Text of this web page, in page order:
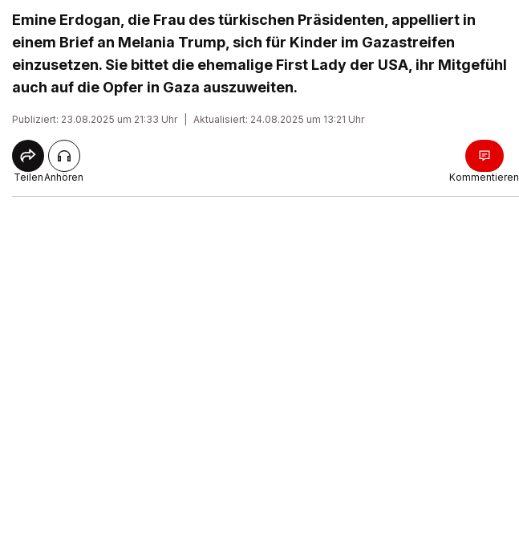
Emine Erdogan, die Frau des türkischen Präsidenten, appelliert in
einem Brief an Melania Trump, sich für Kinder im Gazastreifen
einzusetzen. Sie bittet die ehemalige First Lady der USA, ihr Mitgefühl
auch auf die Opfer in Gaza auszuweiten.
Publiziert: 23.08.2025 um 21:33 Uhr Aktualisiert: 24.08.2025 um 13:21 Uhr
TeilenAnhören Kommentieren